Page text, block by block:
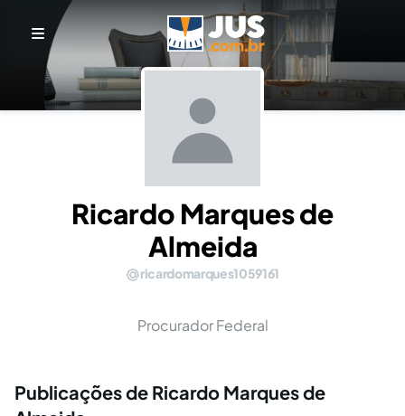
Ricardo Marques de
Almeida
ricardomarques1059161
Procurador Federal
Publicações de Ricardo Marques de